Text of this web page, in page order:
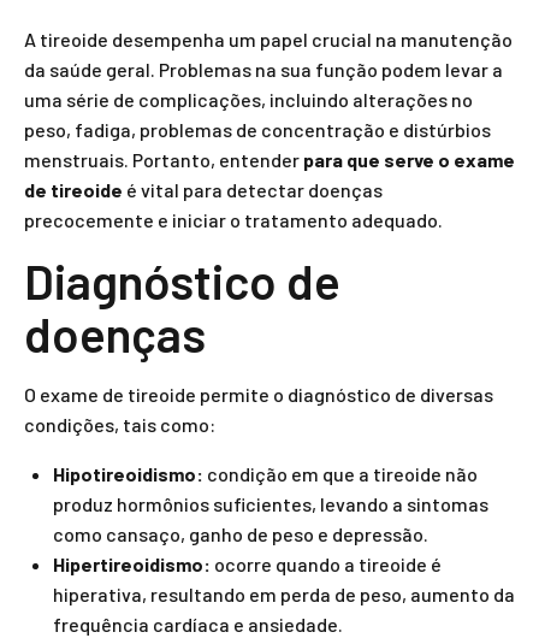
A tireoide desempenha um papel crucial na manutenção
da saúde geral. Problemas na sua função podem levar a
uma série de complicações, incluindo alterações no
peso, fadiga, problemas de concentração e distúrbios
menstruais. Portanto, entender para que serve o exame
de tireoide é vital para detectar doenças
precocemente e iniciar o tratamento adequado.
Diagnóstico de
doenças
O exame de tireoide permite o diagnóstico de diversas
condições, tais como:
Hipotireoidismo: condição em que a tireoide não
produz hormônios suficientes, levando a sintomas
como cansaço, ganho de peso e depressão.
Hipertireoidismo: ocorre quando a tireoide é
hiperativa, resultando em perda de peso, aumento da
frequência cardíaca e ansiedade.